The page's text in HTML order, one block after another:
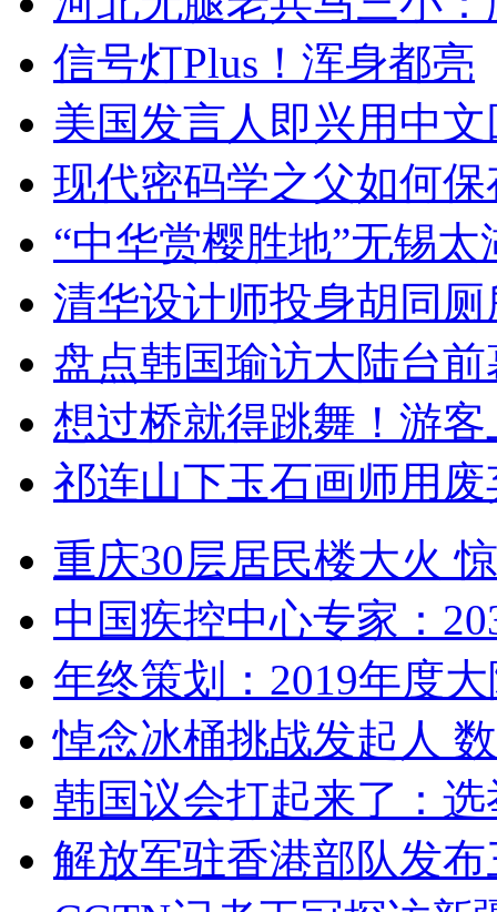
信号灯Plus！浑身都亮
美国发言人即兴用中
现代密码学之父如何
“中华赏樱胜地”无锡
清华设计师投身胡同
盘点韩国瑜访大陆台
想过桥就得跳舞！游客
祁连山下玉石画师用
重庆30层居民楼大火
中国疾控中心专家：
年终策划：2019年度
悼念冰桶挑战发起人
韩国议会打起来了：
解放军驻香港部队发